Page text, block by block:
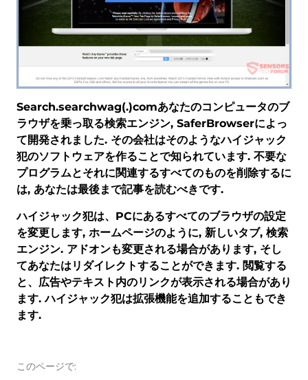
Search.searchwag(.)comあなたのコンピュータのブ
ラウザを乗っ取る検索エンジン, SaferBrowserによっ
て開発されました. その会社はそのようなハイジャック
犯のソフトウェアを作ることで知られています. 不要な
プログラムとそれに関連するすべてのものを削除するに
は, あなたは最後まで記事を読むべきです.
ハイジャック犯は、PCにあるすべてのブラウザの設定
を変更します, ホームページのように, 新しいタブ, 検索
エンジン. アドオンも変更される場合があります, そし
てあなたはリダイレクトすることができます. 閲覧する
と、広告やテキスト内のリンクが表示される場合があり
ます. ハイジャック犯は拡張機能を追加することもでき
ます.
このページで: